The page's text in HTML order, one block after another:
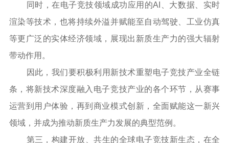
同时，在电子竞技领域成功应用的AI、大数据、实时
渲染等技术，也将持续外溢并赋能至自动驾驶、工业仿真
等更广泛的实体经济领域，展现出新质生产力的强大辐射
带动作用。
因此，我们要积极利用新技术重塑电子竞技产业全链
条，将新技术深度融入电子竞技产业的各个环节，从赛事
运营到用户体验，再到商业模式创新，全面赋能这一新兴
领域，并成为推动新质生产力发展的典型范例。
第三，构建开放、共生的全球电子竞技新生态，在全